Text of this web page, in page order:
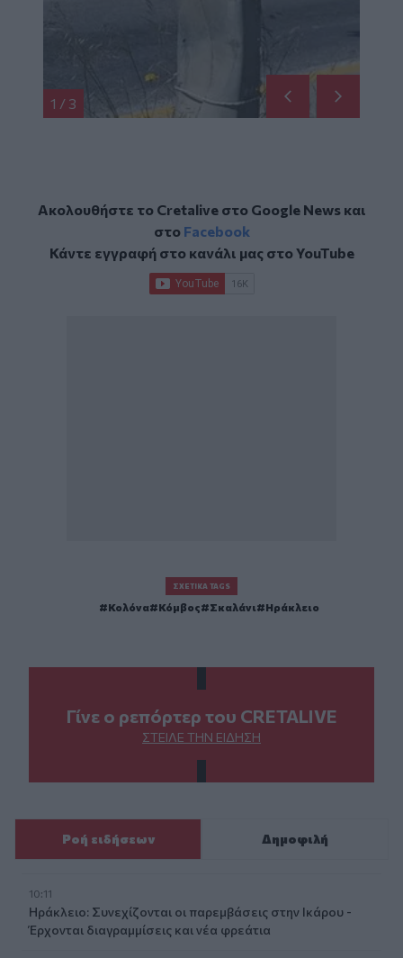
1 / 3
Ακολουθήστε το Cretalive στο Google Newsκαι
στο Facebook
Κάντε εγγραφή στο κανάλι μας στοYouTube
ΣΧΕΤΙΚΆ TAGS
Κολόνα Κόμβος Σκαλάνι Ηράκλειο
Γίνε ο ρεπόρτερ του CRETALIVE
ΣΤΕΊΛΕ ΤΗΝ ΕΊΔΗΣΗ
Ροή ειδήσεων Δημοφιλή
10:11
Ηράκλειο: Συνεχίζονται οι παρεμβάσεις στην Ικάρου -
Έρχονται διαγραμμίσεις και νέα φρεάτια